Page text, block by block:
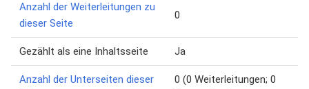
Anzahl der Weiterleitungen zu
dieser Seite
0
Gezählt als eine Inhaltsseite Ja
Anzahl der Unterseiten dieser
0 (0 Weiterleitungen; 0